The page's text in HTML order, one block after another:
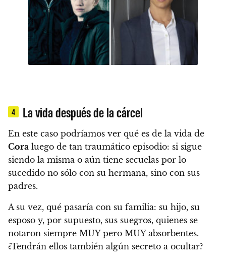
4 La vida después de la cárcel
En este caso podríamos ver qué es de la vida de
Cora luego de tan traumático episodio: si sigue
siendo la misma o aún tiene secuelas por lo
sucedido no sólo con su hermana, sino con sus
padres.
A su vez, qué pasaría con su familia: su hijo, su
esposo y, por supuesto, sus suegros, quienes se
notaron siempre MUY pero MUY absorbentes.
¿Tendrán ellos también algún secreto a ocultar?